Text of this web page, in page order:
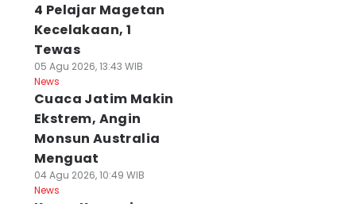
4 Pelajar Magetan
Kecelakaan, 1
Tewas
05 Agu 2026, 13:43 WIB
News
Cuaca Jatim Makin
Ekstrem, Angin
Monsun Australia
Menguat
04 Agu 2026, 10:49 WIB
News